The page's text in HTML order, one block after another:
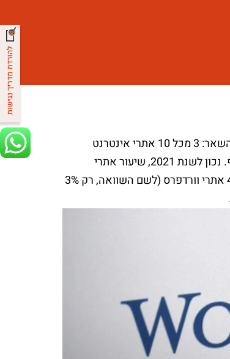
וורדפרס היא פלטפורמת בניית האתרים הפופולרית ביותר, ובהפרש משמעותי מכל השאר: 3 מכל 10 אתרי אינטרנט
מבוססים על מערכת ניהול התוכן שהושקה ב-2003 ומאז כמובן השתכללה ללא הרף. נכון לשנת 2021, שיעור אתרי
הוורדפרס העולמי עומד על כ-35% ביחס לשאר מערכות הניהול עם כ – 455,000,00 אתרי וורדפרס (לשם השוואה, רק 3%